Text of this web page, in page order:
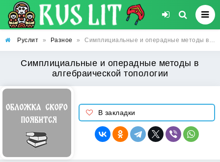
Руслит » Разное » Симплициальные и операдные методы в алгебраической топологии
Симплициальные и операдные методы в
алгебраической топологии
В закладки